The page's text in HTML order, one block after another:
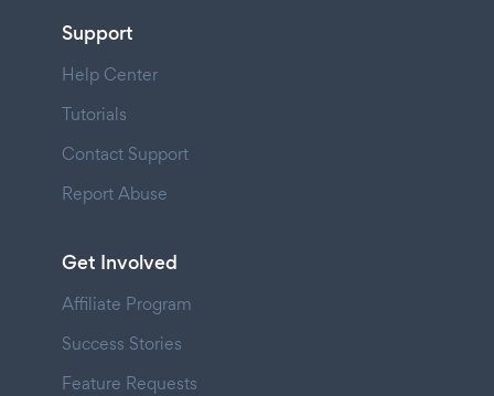
Support
Help Center
Tutorials
Contact Support
Report Abuse
Get Involved
Affiliate Program
Success Stories
Feature Requests